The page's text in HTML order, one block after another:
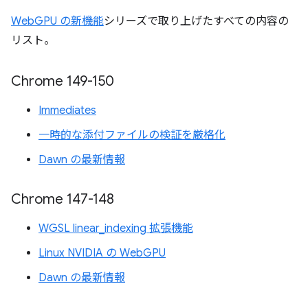
WebGPU の新機能シリーズで取り上げたすべての内容の
リスト。
Chrome 149-150
Immediates
一時的な添付ファイルの検証を厳格化
Dawn の最新情報
Chrome 147-148
WGSL linear_indexing 拡張機能
Linux NVIDIA の WebGPU
Dawn の最新情報